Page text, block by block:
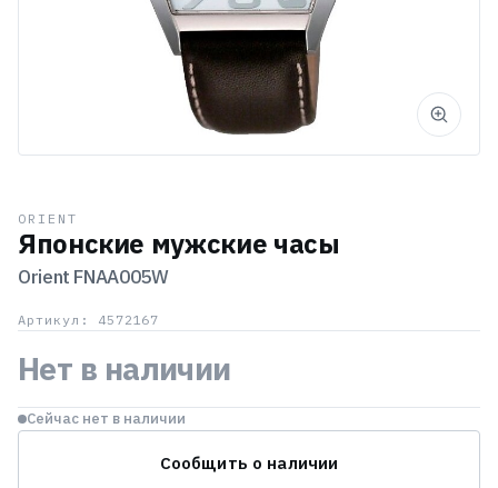
ORIENT
Японские мужские часы
Orient FNAA005W
Артикул: 4572167
Нет в наличии
Сейчас нет в наличии
Сообщить о наличии